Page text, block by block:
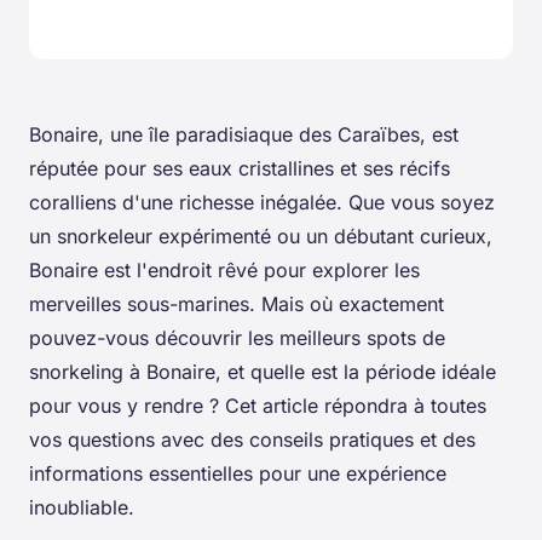
Bonaire, une île paradisiaque des Caraïbes, est
réputée pour ses eaux cristallines et ses récifs
coralliens d'une richesse inégalée. Que vous soyez
un snorkeleur expérimenté ou un débutant curieux,
Bonaire est l'endroit rêvé pour explorer les
merveilles sous-marines. Mais où exactement
pouvez-vous découvrir les meilleurs spots de
snorkeling à Bonaire, et quelle est la période idéale
pour vous y rendre ? Cet article répondra à toutes
vos questions avec des conseils pratiques et des
informations essentielles pour une expérience
inoubliable.